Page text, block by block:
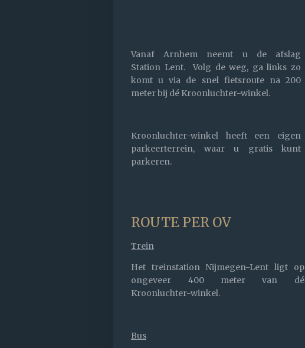
Vanaf Arnhem neemt u de afslag
Station Lent. Volg de weg, ga links zo
komt u via de snel fietsroute na 200
meter bij dé Kroonluchter-winkel.
Kroonluchter-winkel heeft een eigen
parkeerterrein, waar u gratis kunt
parkeren.
ROUTE PER OV
Trein
Het treinstation Nijmegen-Lent ligt op
ongeveer 400 meter van dé
Kroonluchter-winkel.
Bus